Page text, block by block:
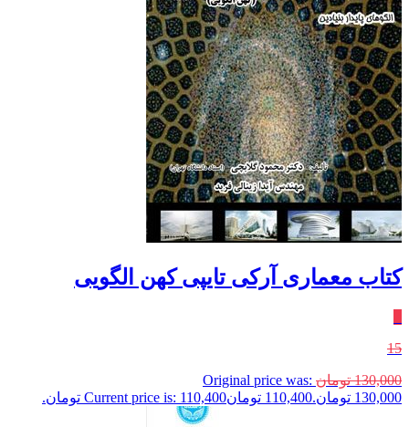
کتاب معماری آرکی تایپی کهن الگویی
15
130,000 تومان Original price was:
130,000 تومان.
110,400 تومانCurrent price is: 110,400 تومان.